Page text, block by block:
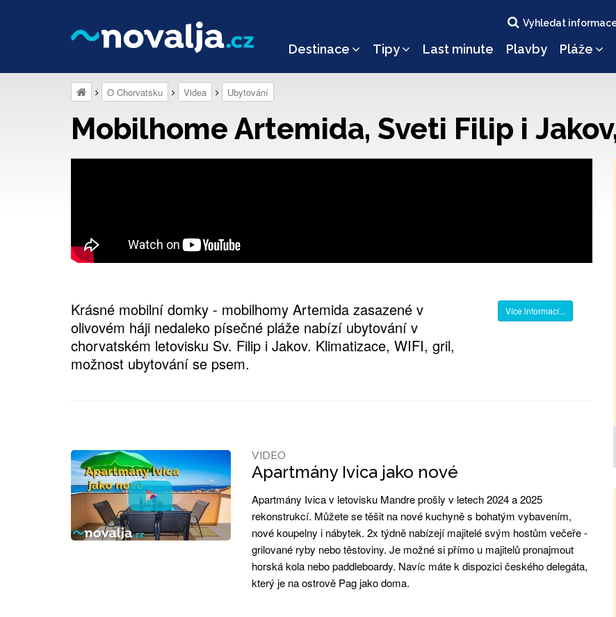
Vyhledat
Destinace Tipy Last minute Plavby Pláže
O Chorvatsku Videa Ubytování
Mobilhome Artemida, Sveti Filip i
Krásné mobilní domky - mobilhomy Artemida zasazené v
olivovém háji nedaleko písečné pláže nabízí ubytování v
chorvatském letovisku Sv. Filip i Jakov. Klimatizace, WIFI, gril,
možnost ubytování se psem.
Více informací...
VIDEO
Apartmány Ivica jako nové
Apartmány Ivica v letovisku Mandre prošly v letech 2024 a 2025
rekonstrukcí. Můžete se těšit na nové kuchyně s bohatým vybavením,
nové koupelny i nábytek. 2x týdně nabízejí majitelé svým hostům večeře -
grilované ryby nebo těstoviny. Je možné si přímo u majitelů pronajmout
horská kola nebo paddleboardy. Navíc máte k dispozici českého delegáta,
který je na ostrově Pag jako doma.